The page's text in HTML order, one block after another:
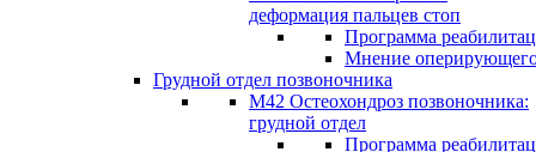
деформация пальцев стоп
Программа
Мнение
Грудной отдел позвоночника
М42 Остеохондроз позвоночника:
грудной отдел
Программа